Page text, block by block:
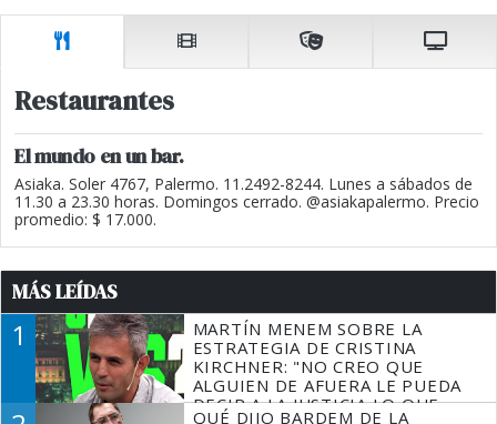
Restaurantes
El mundo en un bar.
Asiaka. Soler 4767, Palermo. 11.2492-8244. Lunes a sábados de
11.30 a 23.30 horas. Domingos cerrado. @asiakapalermo. Precio
promedio: $ 17.000.
MÁS LEÍDAS
1
MARTÍN MENEM SOBRE LA
ESTRATEGIA DE CRISTINA
KIRCHNER: "NO CREO QUE
ALGUIEN DE AFUERA LE PUEDA
DECIR A LA JUSTICIA LO QUE
QUÉ DIJO BARDEM DE LA